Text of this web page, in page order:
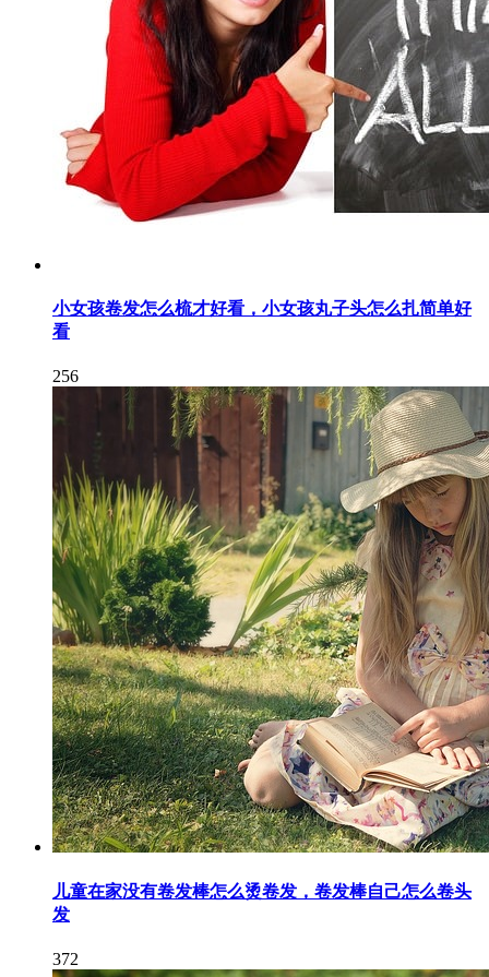
小女孩卷发怎么梳才好看，小女孩丸子头怎么扎简单好
看
256
儿童在家没有卷发棒怎么烫卷发，卷发棒自己怎么卷头
发
372